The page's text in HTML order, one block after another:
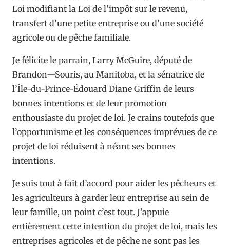
Loi modifiant la Loi de l’impôt sur le revenu,
transfert d’une petite entreprise ou d’une société
agricole ou de pêche familiale.
Je félicite le parrain, Larry McGuire, député de
Brandon—Souris, au Manitoba, et la sénatrice de
l’Île-du-Prince-Édouard Diane Griffin de leurs
bonnes intentions et de leur promotion
enthousiaste du projet de loi. Je crains toutefois que
l’opportunisme et les conséquences imprévues de ce
projet de loi réduisent à néant ses bonnes
intentions.
Je suis tout à fait d’accord pour aider les pêcheurs et
les agriculteurs à garder leur entreprise au sein de
leur famille, un point c’est tout. J’appuie
entièrement cette intention du projet de loi, mais les
entreprises agricoles et de pêche ne sont pas les